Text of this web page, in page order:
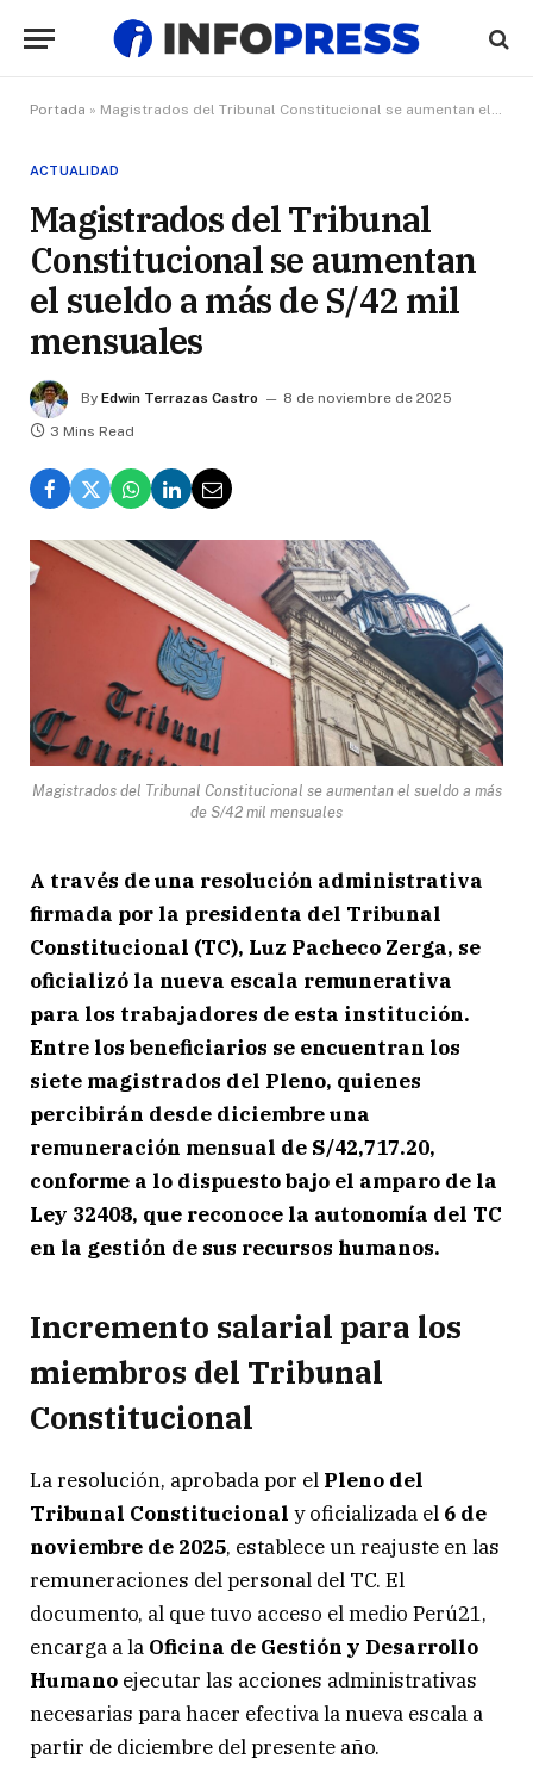
Portada » Magistrados del Tribunal Constitucional se aumentan el sueldo a más de S/42 mil mensuales
ACTUALIDAD
Magistrados del Tribunal
Constitucional se aumentan
el sueldo a más de S/42 mil
mensuales
By Edwin Terrazas Castro
8 de noviembre de 2025
3 Mins Read
Magistrados del Tribunal Constitucional se aumentan el sueldo a más
de S/42 mil mensuales
A través de una resolución administrativa
firmada por la presidenta del Tribunal
Constitucional (TC), Luz Pacheco Zerga, se
oficializó la nueva escala remunerativa
para los trabajadores de esta institución.
Entre los beneficiarios se encuentran los
siete magistrados del Pleno, quienes
percibirán desde diciembre una
remuneración mensual de S/42,717.20,
conforme a lo dispuesto bajo el amparo de la
Ley 32408, que reconoce la autonomía del TC
en la gestión de sus recursos humanos.
Incremento salarial para los
miembros del Tribunal
Constitucional
La resolución, aprobada por el Pleno del
Tribunal Constitucional y oficializada el 6 de
noviembre de 2025, establece un reajuste en las
remuneraciones del personal del TC. El
documento, al que tuvo acceso el medio Perú21,
encarga a la Oficina de Gestión y Desarrollo
Humano ejecutar las acciones administrativas
necesarias para hacer efectiva la nueva escala a
partir de diciembre del presente año.